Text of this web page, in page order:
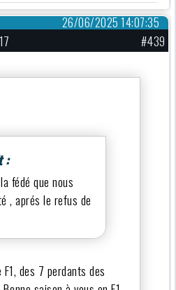
26/06/2025 14:07:35
#439
:
fédé que nous
, aprés le refus de
des 7 perdants des